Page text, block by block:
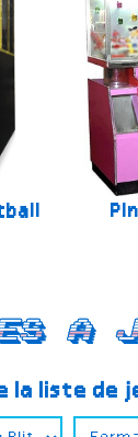
a
la liste de